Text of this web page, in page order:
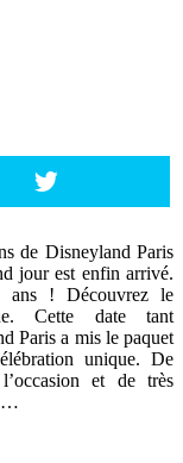
de Disneyland Paris
jour est enfin arrivé.
ans ! Découvrez le
Cette date tant
Paris a mis le paquet
unique. De
et de très
…